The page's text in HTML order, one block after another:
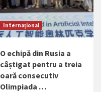
Internațional
O echipă din Rusia a
câștigat pentru a treia
oară consecutiv
Olimpiada …